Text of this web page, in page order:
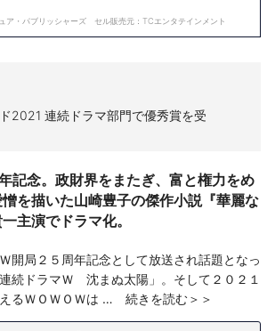
ア・パブリッシャーズ セル販売元：TCエンタテインメント
2021 連続ドラマ部門で優秀賞を受
記念。政財界をまたぎ、富と権力をめ
を描いた山崎豊子の傑作小説『華麗な
主演でドラマ化。
開局２５周年記念として放送され話題となっ
続ドラマＷ 沈まぬ太陽」。そして２０２１
るＷＯＷＯＷは
続きを読む